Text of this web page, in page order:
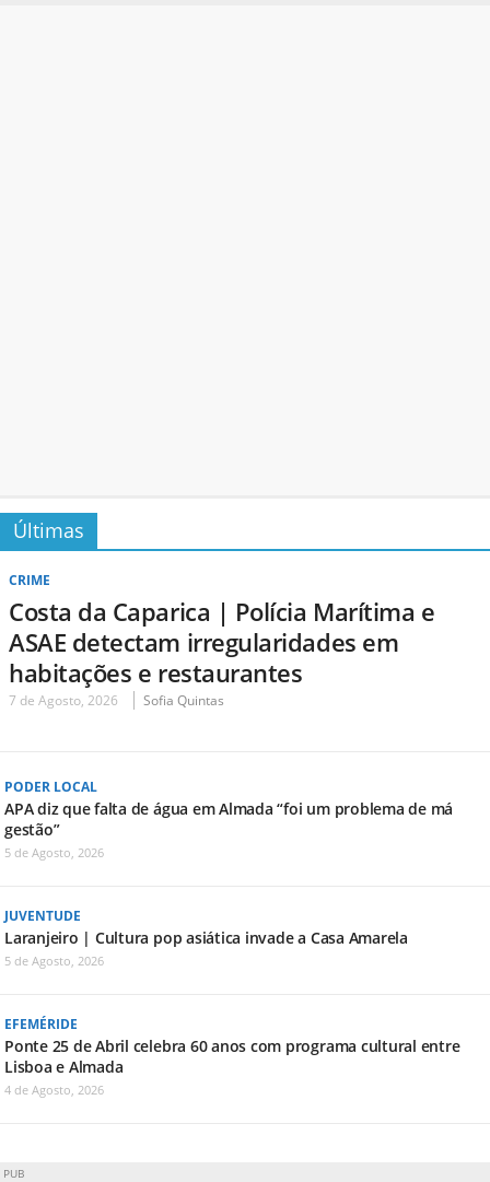
Últimas
CRIME
Costa da Caparica | Polícia Marítima e
ASAE detectam irregularidades em
habitações e restaurantes
7 de Agosto, 2026 Sofia Quintas
PODER LOCAL
APA diz que falta de água em Almada “foi um problema de má
gestão”
5 de Agosto, 2026
JUVENTUDE
Laranjeiro | Cultura pop asiática invade a Casa Amarela
5 de Agosto, 2026
EFEMÉRIDE
Ponte 25 de Abril celebra 60 anos com programa cultural entre
Lisboa e Almada
4 de Agosto, 2026
PUB